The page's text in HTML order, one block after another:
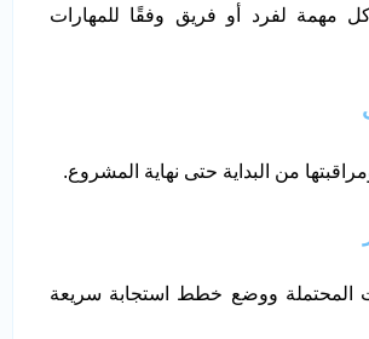
لفرد أو فريق وفقًا للمهارات
من البداية حتى نهاية المشروع.
المحتملة ووضع خطط استجابة سريعة